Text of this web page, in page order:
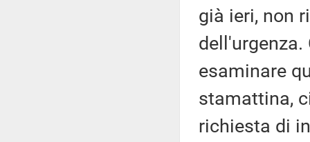
già ieri, non
esaminare
stamattina,
richiesta di